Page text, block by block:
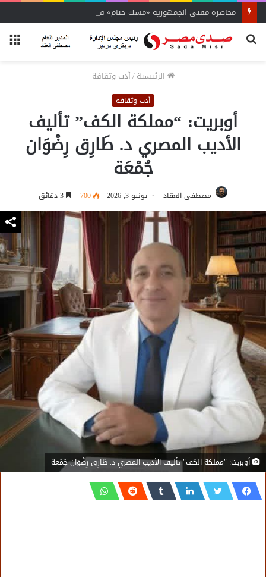
محاضرة مفتي الجمهورية «مسك ختام» فعاليات الفوج الأول
بحث
الرئيسية/أدب وثقافة
أدب وثقافة
أوبريت: “مملكة الكف” تأليف
الأديب المصري د. طَارِق رِضْوَان
جُمْعَة
مصطفى العقاد يونيو 3, 2026 700
أوبريت: "مملكة الكف" تأليف الأديب المصري د. طَارِق رِضْوَان جُمْعَة